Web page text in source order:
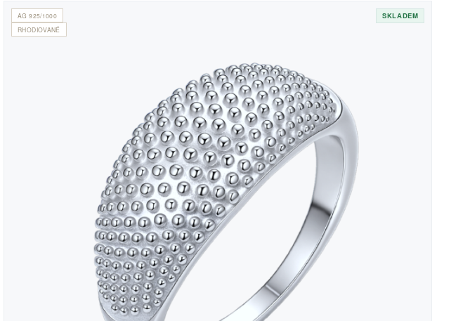
AG 925/1000
RHODIOVANÉ
SKLADEM